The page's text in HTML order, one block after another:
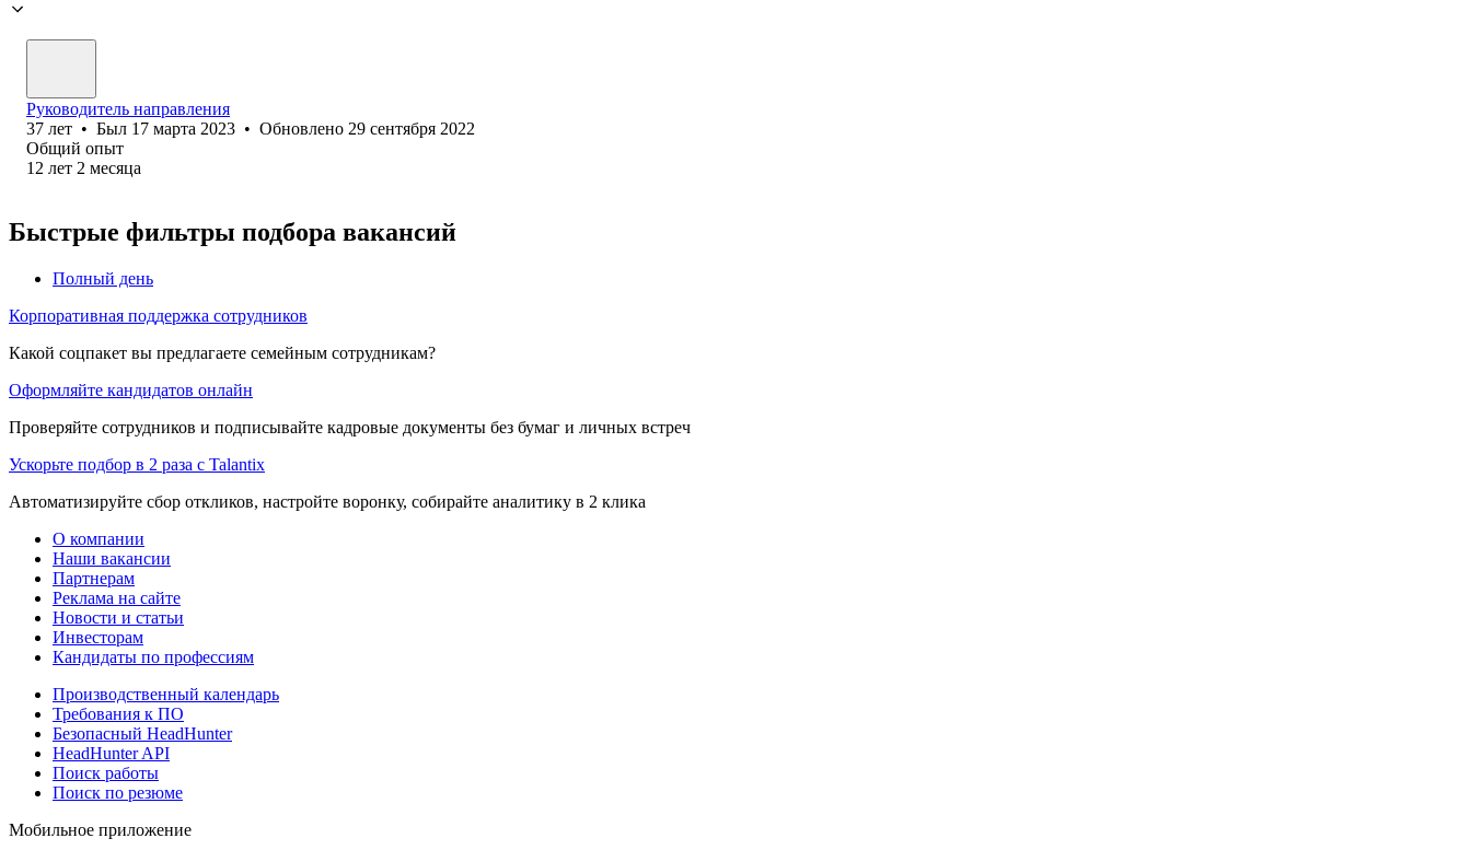
Руководитель направления
37 лет • Был 17 марта 2023 • Обновлено 29 сентября 2022
Общий опыт
12 лет 2 месяца
Быстрые фильтры подбора вакансий
Полный день
Корпоративная поддержка сотрудников
Какой соцпакет вы предлагаете семейным сотрудникам?
Оформляйте кандидатов онлайн
Проверяйте сотрудников и подписывайте кадровые документы без бумаг и личных встреч
Ускорьте подбор в 2 раза с Talantix
Автоматизируйте сбор откликов, настройте воронку, собирайте аналитику в 2 клика
О компании
Наши вакансии
Партнерам
Реклама на сайте
Новости и статьи
Инвесторам
Кандидаты по профессиям
Производственный календарь
Требования к ПО
Безопасный HeadHunter
HeadHunter API
Поиск работы
Поиск по резюме
Мобильное приложение